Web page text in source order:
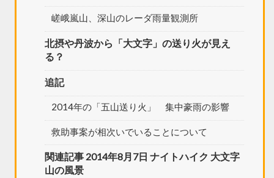
嵯峨嵐山、深山のレーダ雨量観測所
北摂や丹波から「大文字」の送り火が見え
る？
追記
2014年の「五山送り火」 集中豪雨の影響
救助事案が相次いでいることについて
関連記事 2014年8月7日 ナイトハイク 大文字
山の風景